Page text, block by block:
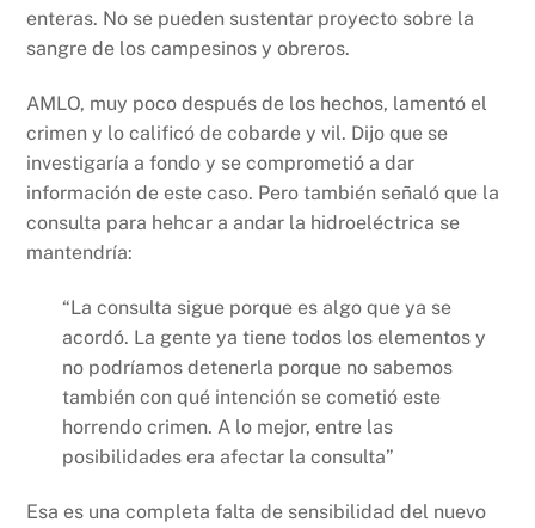
enteras. No se pueden sustentar proyecto sobre la
sangre de los campesinos y obreros.
AMLO, muy poco después de los hechos, lamentó el
crimen y lo calificó de cobarde y vil. Dijo que se
investigaría a fondo y se comprometió a dar
información de este caso. Pero también señaló que la
consulta para hehcar a andar la hidroeléctrica se
mantendría:
“La consulta sigue porque es algo que ya se
acordó. La gente ya tiene todos los elementos y
no podríamos detenerla porque no sabemos
también con qué intención se cometió este
horrendo crimen. A lo mejor, entre las
posibilidades era afectar la consulta”
Esa es una completa falta de sensibilidad del nuevo